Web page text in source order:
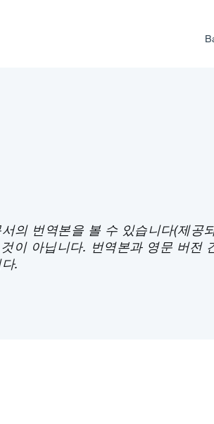
의 번역본을 볼 수 있습니다(제공
이 아닙니다. 번역본과 영문 버전
.